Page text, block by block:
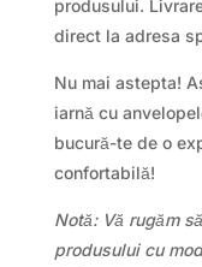
produsului.
direct la adresa
Nu mai astepta!
iarnă cu
bucură-te de o
confortabilă!
Notă: Vă rugăm
produsului cu